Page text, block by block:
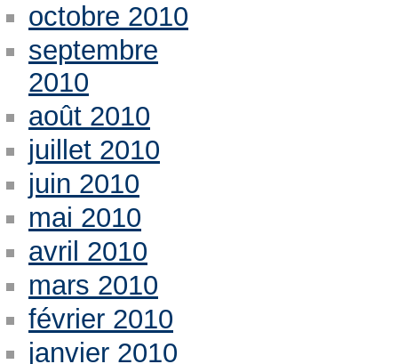
octobre 2010
septembre
2010
août 2010
juillet 2010
juin 2010
mai 2010
avril 2010
mars 2010
février 2010
janvier 2010